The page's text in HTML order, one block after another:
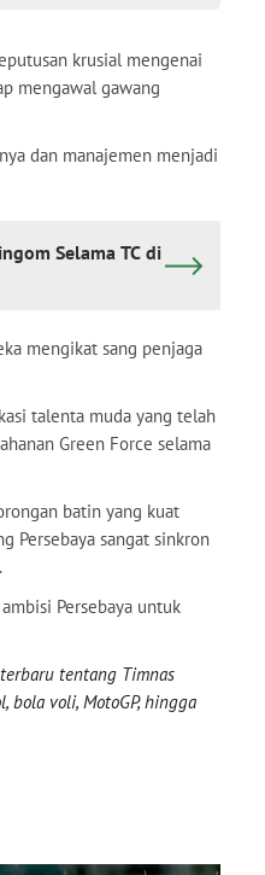
krusial mengenai
mengawal gawang
dan manajemen menjadi
Selama TC di
mengikat sang penjaga
talenta muda yang telah
Green Force selama
batin yang kuat
Persebaya sangat sinkron
Persebaya untuk
tentang Timnas
bola voli, MotoGP, hingga